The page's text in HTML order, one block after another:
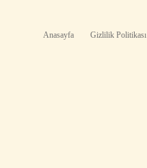
Anasayfa Gizlilik Politikası